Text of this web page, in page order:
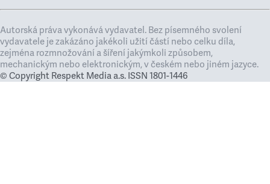
Autorská práva vykonává vydavatel. Bez písemného svolení
vydavatele je zakázáno jakékoli užití částí nebo celku díla,
zejména rozmnožování a šíření jakýmkoli způsobem,
mechanickým nebo elektronickým, v českém nebo jiném jazyce.
© Copyright Respekt Media a.s. ISSN 1801-1446